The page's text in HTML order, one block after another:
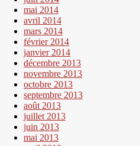
mai 2014
avril 2014
mars 2014
février 2014
janvier 2014
décembre 2013
novembre 2013
octobre 2013
septembre 2013
août 2013
juillet 2013
juin 2013
mai 2013